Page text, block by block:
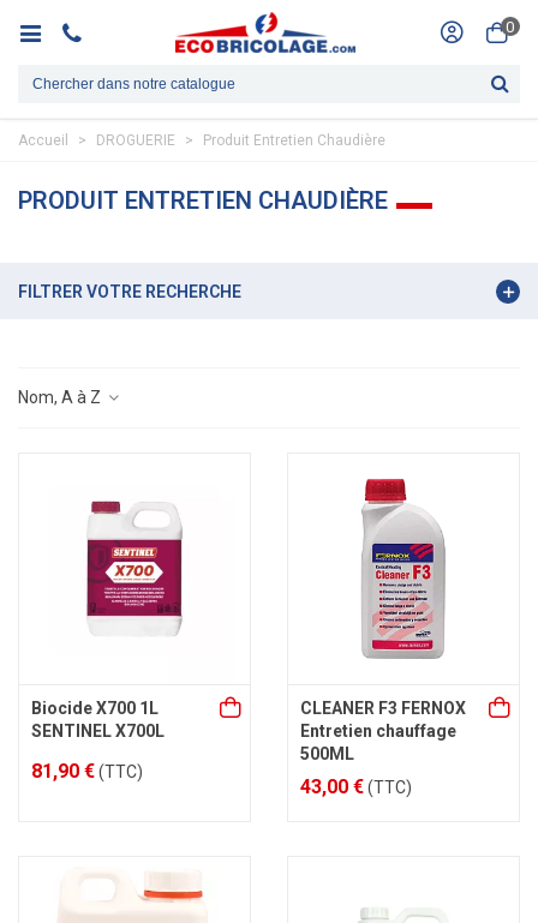
0
Accueil > DROGUERIE > Produit Entretien Chaudière
PRODUIT ENTRETIEN CHAUDIÈRE
FILTRER VOTRE RECHERCHE
Nom, A à Z
Biocide X700 1L
SENTINEL X700L
81,90 €(TTC)
CLEANER F3 FERNOX
Entretien chauffage
500ML
43,00 €(TTC)